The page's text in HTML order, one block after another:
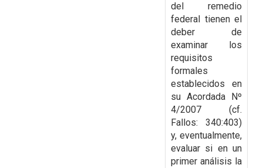
del remedio
federal tienen el
deber de
examinar los
requisitos
formales
establecidos en
su Acordada Nº
4/2007 (cf.
Fallos: 340:403)
y, eventualmente,
evaluar si en un
primer análisis la